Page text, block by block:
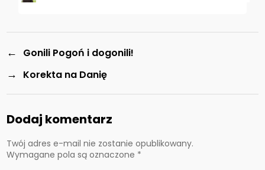
← Gonili Pogoń i dogonili!
→ Korekta na Danię
Dodaj komentarz
Twój adres e-mail nie zostanie opublikowany.
Wymagane pola są oznaczone *